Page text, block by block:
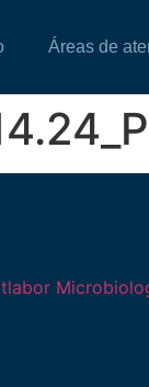
Áreas de